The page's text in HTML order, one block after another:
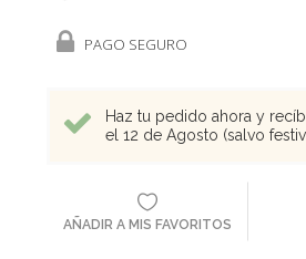
PAGO SEGURO
Haz tu pedido ahora y
el 12 de Agosto (salvo
AÑADIR A MIS FAVORITOS